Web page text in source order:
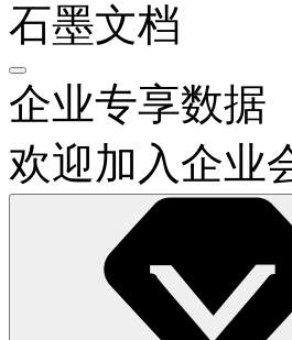
石墨文档
企业专享数据
欢迎加入企业